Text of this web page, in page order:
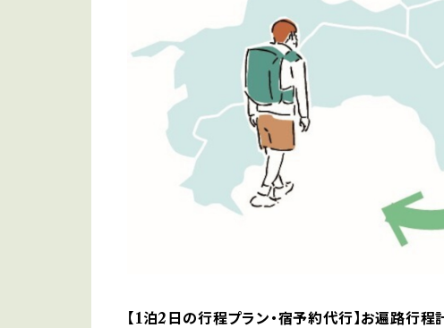
【1泊2日の行程プラン・宿予約代行】お遍路行程